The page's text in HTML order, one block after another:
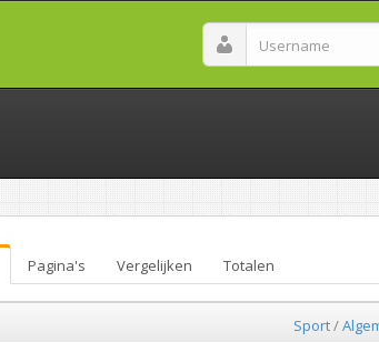
Pagina's Vergelijken Totalen
Sport/